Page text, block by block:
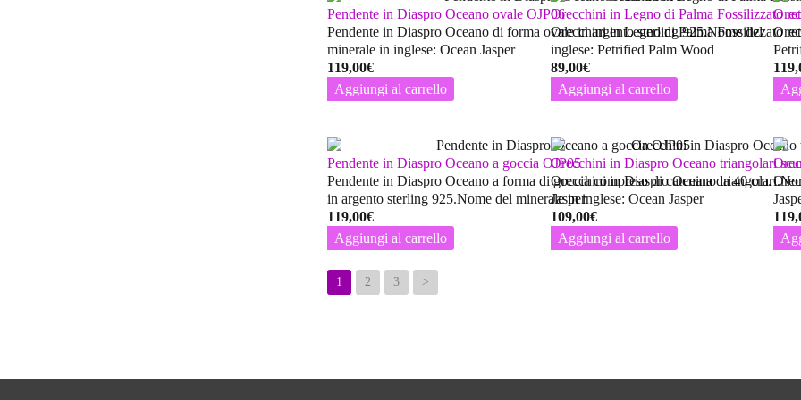
Pendente in Diaspro Oceano ovale OJP06
Pendente in Diaspro Oceano di forma ovale in argento sterling 925.Nome del
minerale in inglese: Ocean Jasper
119,00€
Aggiungi al carrello
Orecchini in Legno di Palma Fossilizzato
Orecchini in Legno di Palma Fossilizzato
inglese: Petrified Palm Wood
89,00€
Aggiungi al carrello
Pendente in Diaspro Oceano a goccia OJP05
Pendente in Diaspro Oceano a forma di goccia compreso di catenina da 40 cm.
in argento sterling 925.Nome del minerale in inglese: Ocean Jasper
119,00€
Aggiungi al carrello
Orecchini in Diaspro Oceano triangolari
Orecchini in Diaspro Oceano
Jasper
109,00€
Aggiungi al carrello
1 2 3 >